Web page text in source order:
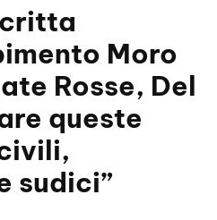
Moro
Rosse, Del
queste
sudici”